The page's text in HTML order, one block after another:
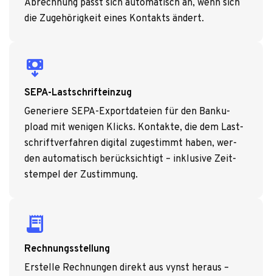
Abrech­nung passt sich auto­ma­tisch an, wenn sich
die Zuge­hö­rig­keit eines Kon­takts ändert.
payment_arrow_down
SEPA-Lastschrifteinzug
Gene­riere SEPA-Export­da­teien für den Banku­
pload mit weni­gen Klicks. Kon­takte, die dem Last­
schrift­ver­fah­ren digi­tal zuge­stimmt haben, wer­
den auto­ma­tisch berück­sich­tigt – inklu­sive Zeit­
stem­pel der Zustim­mung.
receipt_long
Rechnungsstellung
Erstelle Rech­nun­gen direkt aus vynst her­aus –